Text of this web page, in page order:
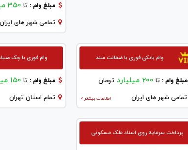
مبلغ وام : تا 350 میلیون
تمامی شهر های ایران
وام بانکی فوری با ضمانت سند
مبلغ وام :تا 200 میلیارد تومان
اطلاعات بیشتر > تمامی شهر های ایران
وام فوری با چک صیادی تا
مبلغ وام : تا 150 میلیون
تمام استان تهران
پرداخت سرمایه روی اسناد ملک مسکونی